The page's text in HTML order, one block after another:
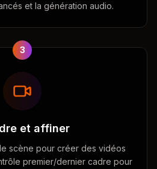
et la génération audio.
3
et affiner
scène pour créer des vidéos
premier/dernier cadre pour